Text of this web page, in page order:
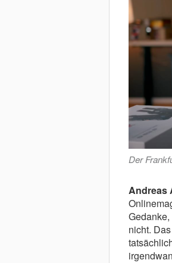
Der
Andreas
nicht.